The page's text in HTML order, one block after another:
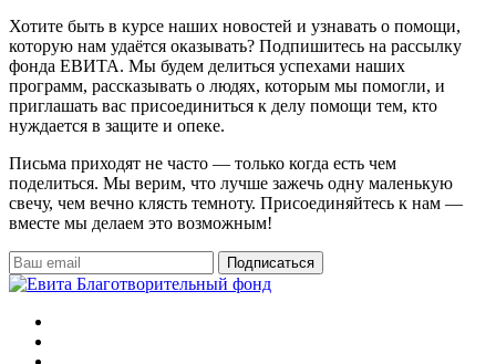
Хотите быть в курсе наших новостей и узнавать о помощи,
которую нам удаётся оказывать? Подпишитесь на рассылку
фонда ЕВИТА. Мы будем делиться успехами наших
программ, рассказывать о людях, которым мы помогли, и
приглашать вас присоединиться к делу помощи тем, кто
нуждается в защите и опеке.
Письма приходят не часто — только когда есть чем
поделиться. Мы верим, что лучше зажечь одну маленькую
свечу, чем вечно клясть темноту. Присоединяйтесь к нам —
вместе мы делаем это возможным!
Подписаться